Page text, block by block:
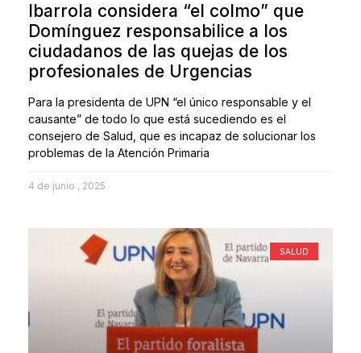
Ibarrola considera “el colmo” que
Domínguez responsabilice a los
ciudadanos de las quejas de los
profesionales de Urgencias
Para la presidenta de UPN “el único responsable y el
causante” de todo lo que está sucediendo es el
consejero de Salud, que es incapaz de solucionar los
problemas de la Atención Primaria
4 de junio , 2025
SALUD